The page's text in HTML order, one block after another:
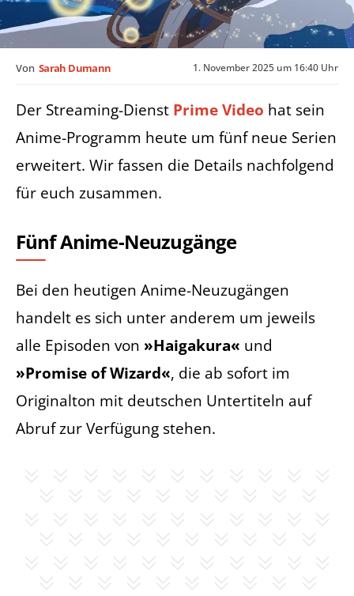
1. November 2025 um 16:40 Uhr
Von Sarah Dumann
Der Streaming-Dienst Prime Video hat sein
Anime-Programm heute um fünf neue Serien
erweitert. Wir fassen die Details nachfolgend
für euch zusammen.
Fünf Anime-Neuzugänge
Bei den heutigen Anime-Neuzugängen
handelt es sich unter anderem um jeweils
alle Episoden von »Haigakura« und
»Promise of Wizard«, die ab sofort im
Originalton mit deutschen Untertiteln auf
Abruf zur Verfügung stehen.